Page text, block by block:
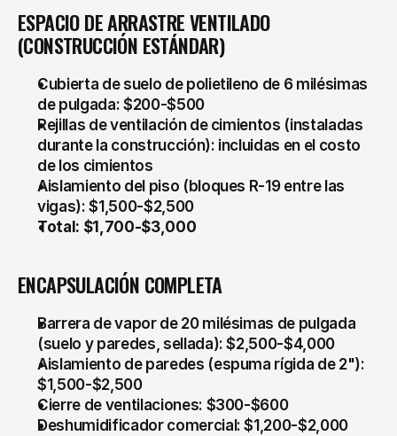
ESPACIO DE ARRASTRE VENTILADO
(CONSTRUCCIÓN ESTÁNDAR)
Cubierta de suelo de polietileno de 6 milésimas
de pulgada: $200-$500
Rejillas de ventilación de cimientos (instaladas
durante la construcción): incluidas en el costo
de los cimientos
Aislamiento del piso (bloques R-19 entre las
vigas): $1,500-$2,500
Total: $1,700-$3,000
ENCAPSULACIÓN COMPLETA
Barrera de vapor de 20 milésimas de pulgada
(suelo y paredes, sellada): $2,500-$4,000
Aislamiento de paredes (espuma rígida de 2"):
$1,500-$2,500
Cierre de ventilaciones: $300-$600
Deshumidificador comercial: $1,200-$2,000